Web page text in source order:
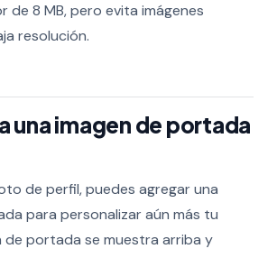
de 8 MB, pero evita imágenes
resolución.
una imagen de portada
de perfil, puedes agregar una
para personalizar aún más tu
de portada se muestra arriba y